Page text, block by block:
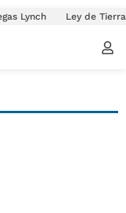
Lynch Ley de